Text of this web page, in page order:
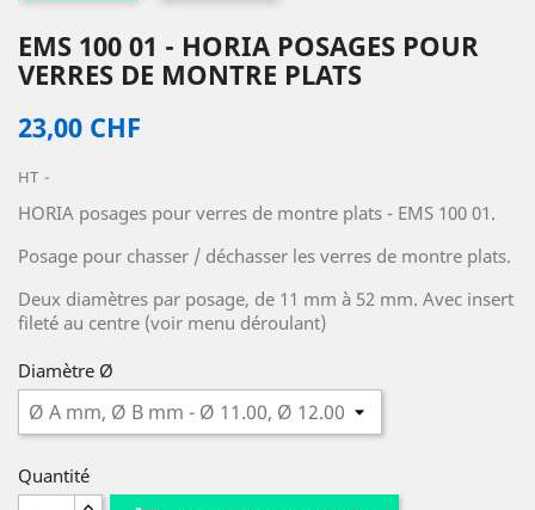
EMS 100 01 - HORIA POSAGES POUR
VERRES DE MONTRE PLATS
23,00 CHF
HT
HORIA posages pour verres de montre plats - EMS 100 01.
Posage pour chasser / déchasser les verres de montre plats.
Deux diamètres par posage, de 11 mm à 52 mm. Avec insert
fileté au centre (voir menu déroulant)
Diamètre Ø
Quantité